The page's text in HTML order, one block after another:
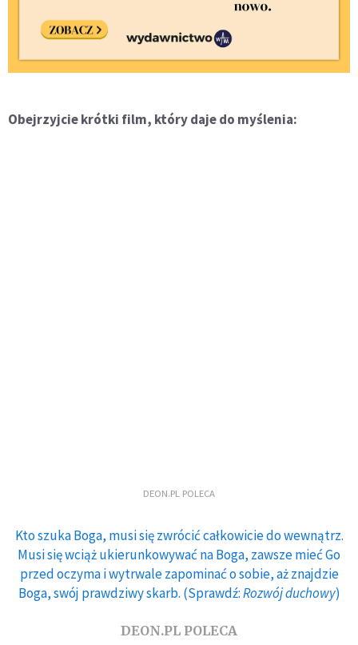
Obejrzyjcie krótki film, który daje do myślenia:
DEON.PL POLECA
Kto szuka Boga, musi się zwrócić całkowicie do wewnątrz.
Musi się wciąż ukierunkowywać na Boga, zawsze mieć Go
przed oczyma i wytrwale zapominać o sobie, aż znajdzie
Boga, swój prawdziwy skarb. (Sprawdź:Rozwój duchowy)
DEON.PL POLECA